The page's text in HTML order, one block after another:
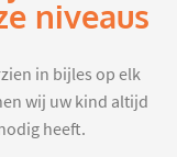
niveaus
in bijles op elk
wij uw kind altijd
heeft.